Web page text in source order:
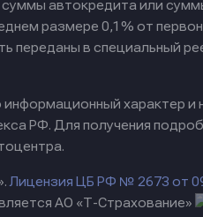
автокредита или
размере 0,1% от
переданы в специальный
характер и
РФ. Для получения
Лицензия ЦБ РФ № 2673 от
АО «Т-Страхование»